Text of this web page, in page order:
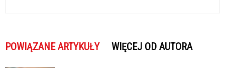
POWIĄZANE ARTYKUŁY WIĘCEJ OD AUTORA